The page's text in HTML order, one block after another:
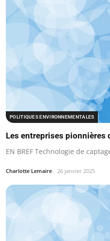
POLITIQUES ENVIRONNEMENTALES
Les entreprises pionnières
EN BREF Technologie de
Charlotte Lemaire 26 janvier 2025